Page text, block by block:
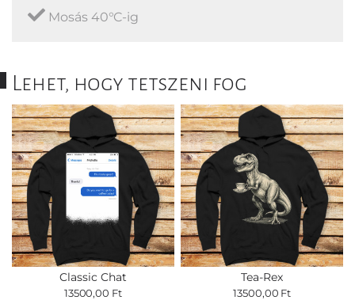
Mosás 40°C-ig
Lehet, hogy tetszeni fog
Classic Chat
13500,00 Ft
Tea-Rex
13500,00 Ft